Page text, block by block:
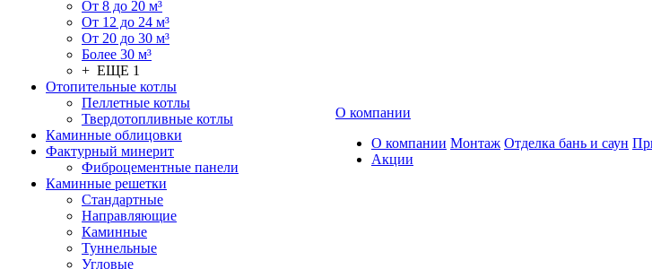
От 8 до 20 м³
От 12 до 24 м³
От 20 до 30 м³
Более 30 м³
+ ЕЩЕ 1
Отопительные котлы
Пеллетные котлы
Твердотопливные котлы
Каминные облицовки
Фактурный минерит
Фиброцементные панели
Каминные решетки
Стандартные
Направляющие
Каминные
Туннельные
Угловые
О компании
О компании
Акции
Монтаж Отделка бань и саун